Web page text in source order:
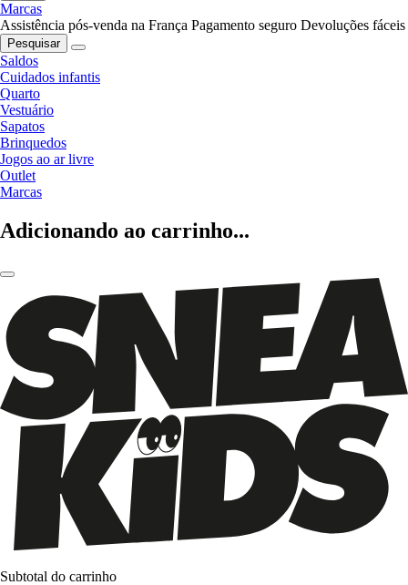
Marcas
Assistência pós-venda na França Pagamento seguro Devoluções fáceis
Pesquisar
Saldos
Cuidados infantis
Quarto
Vestuário
Sapatos
Brinquedos
Jogos ao ar livre
Outlet
Marcas
Adicionando ao carrinho...
Subtotal do carrinho